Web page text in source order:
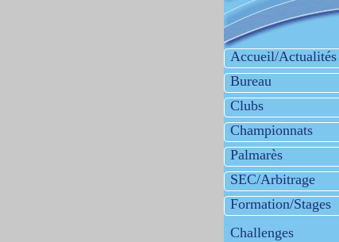
Accueil/Actualités
Bureau
Clubs
Championnats
Palmarès
SEC/Arbitrage
Formation/Stages
Challenges